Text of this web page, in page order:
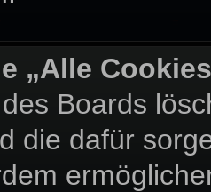
„Alle
Boards
die dafür